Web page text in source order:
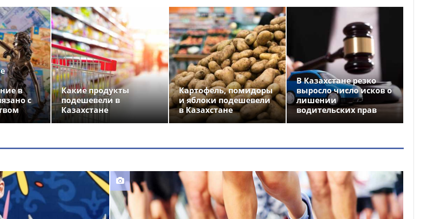
в
с
Какие продукты
подешевели в
Казахстане
Картофель, помидоры
и яблоки подешевели
в Казахстане
В Казахстане резко
выросло число исков о
лишении
водительских прав